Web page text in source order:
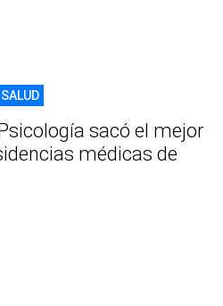
sacó el mejor
médicas de